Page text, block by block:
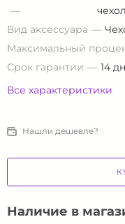
чехол
Вид аксессуара
Максимальный
Срок гарантии
14
Все характеристики
Нашли дешевле?
Наличие в